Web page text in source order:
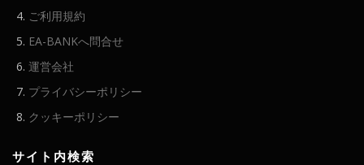
ご利用規約
EA-BANKへ問合せ
運営会社
プライバシーポリシー
クッキーポリシー
サイト内検索